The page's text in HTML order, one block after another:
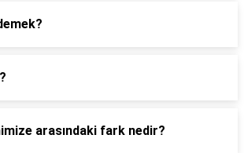
arasındaki fark nedir?